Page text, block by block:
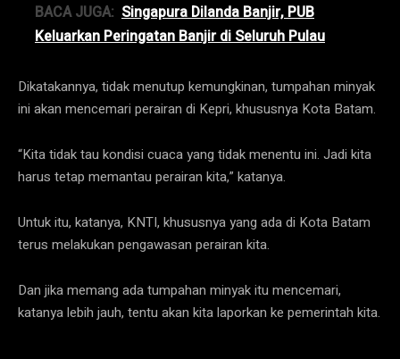
BACA JUGA: Singapura Dilanda Banjir, PUB
Keluarkan Peringatan Banjir di Seluruh Pulau
Dikatakannya, tidak menutup kemungkinan, tumpahan minyak
ini akan mencemari perairan di Kepri, khususnya Kota Batam.
“Kita tidak tau kondisi cuaca yang tidak menentu ini. Jadi kita
harus tetap memantau perairan kita,” katanya.
Untuk itu, katanya, KNTI, khususnya yang ada di Kota Batam
terus melakukan pengawasan perairan kita.
Dan jika memang ada tumpahan minyak itu mencemari,
katanya lebih jauh, tentu akan kita laporkan ke pemerintah kita.